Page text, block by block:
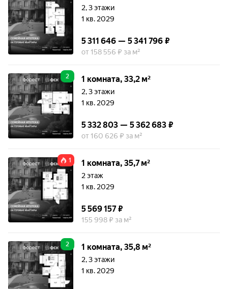
2, 3 этажи
1 кв. 2029
5 311 646 — 5 341 796 ₽
от 158 556 ₽ за м²
2 1 комната, 33,2 м²
2, 3 этажи
1 кв. 2029
5 332 803 — 5 362 683 ₽
от 160 626 ₽ за м²
1 1 комната, 35,7 м²
2 этаж
1 кв. 2029
5 569 157 ₽
155 998 ₽ за м²
2 1 комната, 35,8 м²
2, 3 этажи
1 кв. 2029